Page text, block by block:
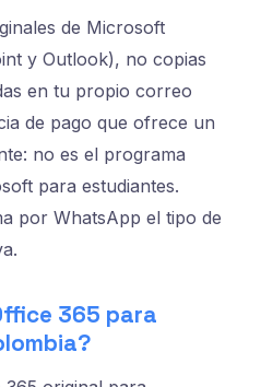
de Microsoft
y Outlook), no copias
en tu propio correo
de pago que ofrece un
no es el programa
para estudiantes.
por WhatsApp el tipo de
365 para